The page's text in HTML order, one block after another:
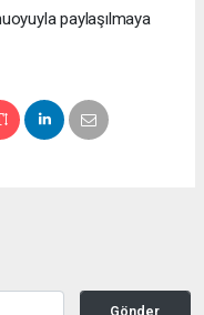
paylaşılmaya
Gönder